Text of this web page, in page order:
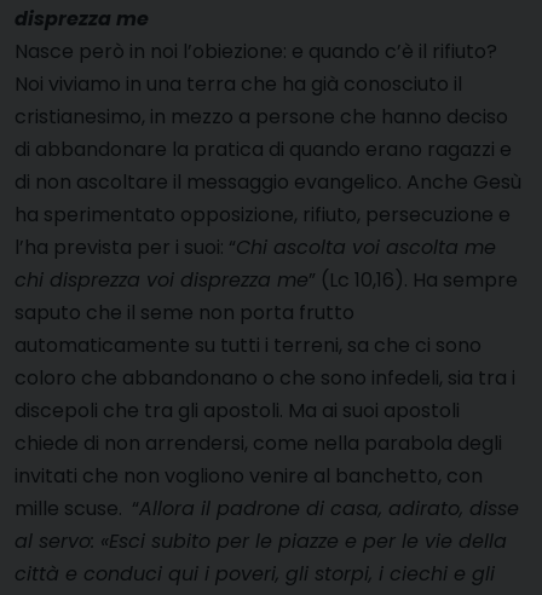
disprezza me
Nasce però in noi l’obiezione: e quando c’è il rifiuto?
Noi viviamo in una terra che ha già conosciuto il
cristianesimo, in mezzo a persone che hanno deciso
di abbandonare la pratica di quando erano ragazzi e
di non ascoltare il messaggio evangelico. Anche Gesù
ha sperimentato opposizione, rifiuto, persecuzione e
l’ha prevista per i suoi: “Chi ascolta voi ascolta me
chi disprezza voi disprezza me” (Lc 10,16). Ha sempre
saputo che il seme non porta frutto
automaticamente su tutti i terreni, sa che ci sono
coloro che abbandonano o che sono infedeli, sia tra i
discepoli che tra gli apostoli. Ma ai suoi apostoli
chiede di non arrendersi, come nella parabola degli
invitati che non vogliono venire al banchetto, con
mille scuse. “Allora il padrone di casa, adirato, disse
al servo: «Esci subito per le piazze e per le vie della
città e conduci qui i poveri, gli storpi, i ciechi e gli